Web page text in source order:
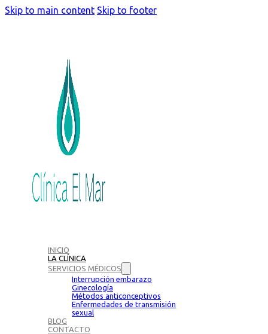
Skip to main content Skip to footer
INICIO
LA CLÍNICA
SERVICIOS MÉDICOS
Interrupción embarazo
Ginecología
Métodos anticonceptivos
Enfermedades de transmisión
sexual
BLOG
CONTACTO